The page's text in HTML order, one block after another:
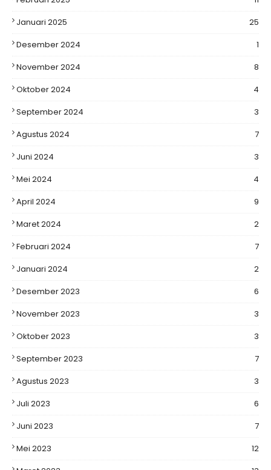
Januari 2025
25
Desember 2024
1
November 2024
8
Oktober 2024
4
September 2024
3
Agustus 2024
7
Juni 2024
3
Mei 2024
4
April 2024
9
Maret 2024
2
Februari 2024
7
Januari 2024
2
Desember 2023
6
November 2023
3
Oktober 2023
3
September 2023
7
Agustus 2023
3
Juli 2023
6
Juni 2023
7
Mei 2023
12